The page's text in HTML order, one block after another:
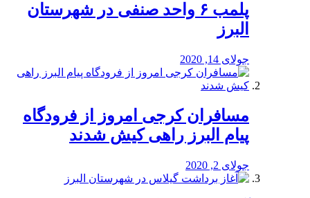
پلمب ۶ واحد صنفی در شهرستان
البرز
جولای 14, 2020
مسافران کرجی امروز از فرودگاه
پیام البرز راهی کیش شدند
جولای 2, 2020